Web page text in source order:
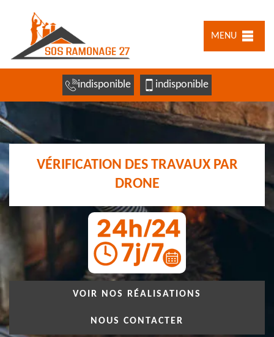
MENU
indisponible indisponible
VÉRIFICATION DES TRAVAUX PAR
DRONE
VOIR NOS RÉALISATIONS
NOUS CONTACTER